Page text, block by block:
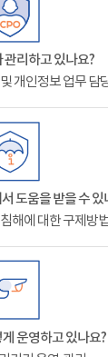
관리하고 있나요?
개인정보 업무 담
도움을 받을 수 있
해에 대한 구제방법
운영하고 있나요?